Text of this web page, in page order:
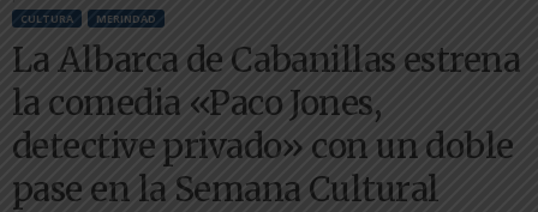
CULTURA MERINDAD
La Albarca de Cabanillas estrena
la comedia «Paco Jones,
detective privado» con un doble
pase en la Semana Cultural